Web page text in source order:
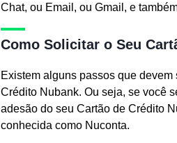
Chat, ou Email, ou Gmail, e
Como Solicitar o Seu
Existem alguns passos que
Crédito Nubank. Ou seja, se você
adesão do seu Cartão de Crédito
conhecida como Nuconta.